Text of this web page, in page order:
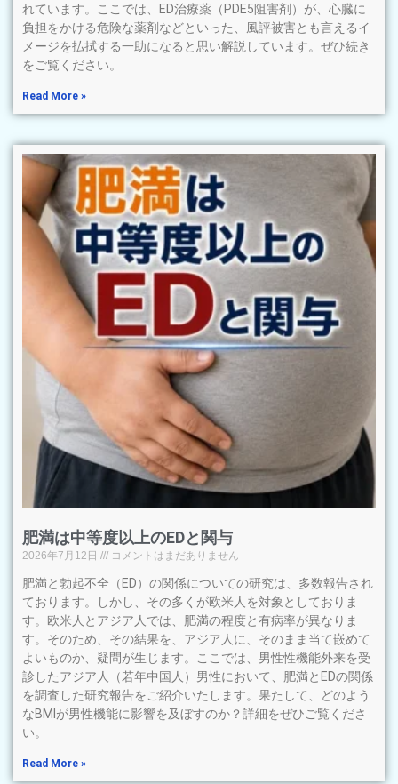
れています。ここでは、ED治療薬（PDE5阻害剤）が、心臓に
負担をかける危険な薬剤などといった、風評被害とも言えるイ
メージを払拭する一助になると思い解説しています。ぜひ続き
をご覧ください。
Read More »
肥満は中等度以上のEDと関与
2026年7月12日 コメントはまだありません
肥満と勃起不全（ED）の関係についての研究は、多数報告され
ております。しかし、その多くが欧米人を対象としておりま
す。欧米人とアジア人では、肥満の程度と有病率が異なりま
す。そのため、その結果を、アジア人に、そのまま当て嵌めて
よいものか、疑問が生じます。ここでは、男性性機能外来を受
診したアジア人（若年中国人）男性において、肥満とEDの関係
を調査した研究報告をご紹介いたします。果たして、どのよう
なBMIが男性機能に影響を及ぼすのか？詳細をぜひご覧くださ
い。
Read More »